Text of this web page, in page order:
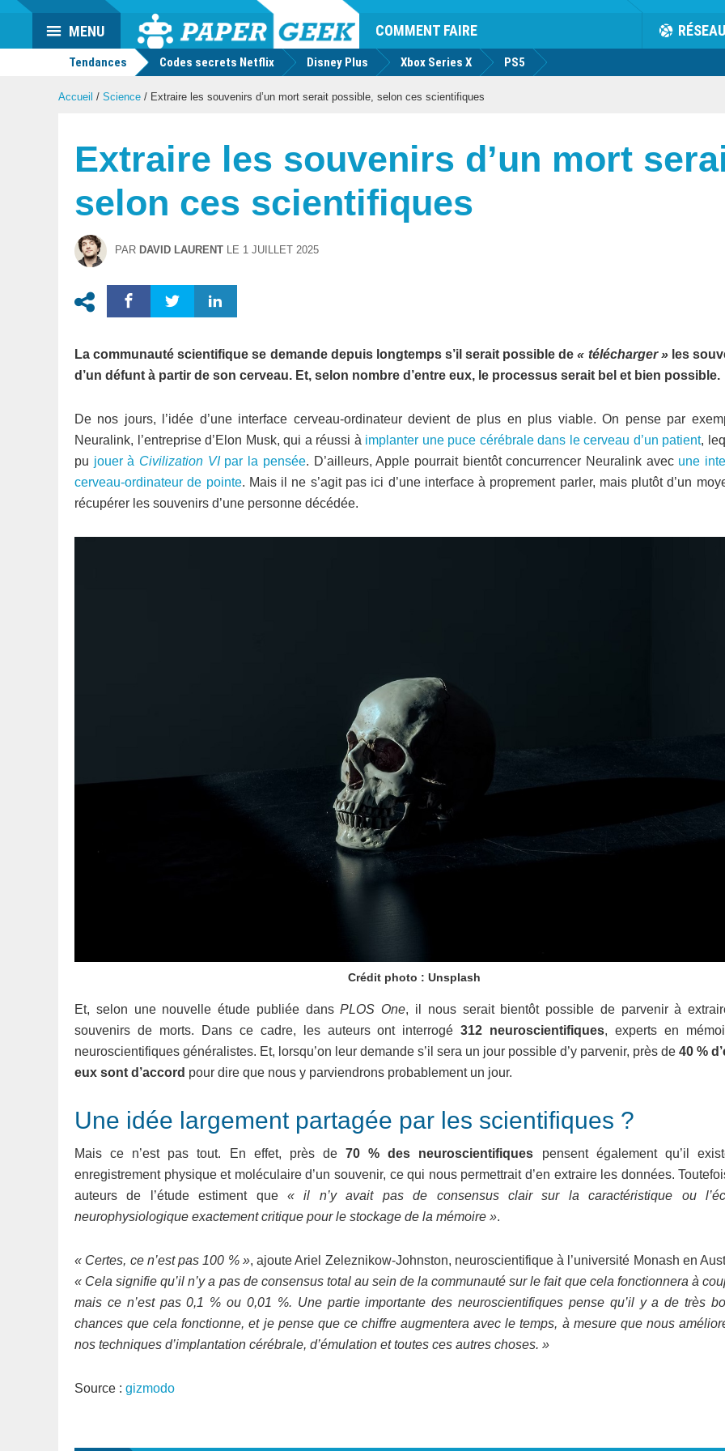
Actu
geek
COMMENT FAIRE RÉSEAU
MENU
Tendances Codes secrets Netflix Disney Plus Xbox Series X PS5
Accueil / Science / Extraire les souvenirs d’un mort serait possible, selon ces scientifiques
Extraire les souvenirs d’un mort
selon ces scientifiques
PAR DAVID LAURENT LE 1 JUILLET 2025
La communauté scientifique se demande depuis longtemps s’il serait possible de« télécharger »les
d’un défunt à partir de son cerveau. Et, selon nombre d’entre eux, le processus serait bel et bien possible.
De nos jours, l’idée d’une interface cerveau-ordinateur devient de plus en plus viable. On pense par
Neuralink, l’entreprise d’Elon Musk, qui a réussi à implanter une puce cérébrale dans le cerveau d’un patient,
pu jouer à Civilization VIpar la pensée. D’ailleurs, Apple pourrait bientôt concurrencer Neuralink avec une
cerveau-ordinateur de pointe. Mais il ne s’agit pas ici d’une interface à proprement parler, mais plutôt d’un
récupérer les souvenirs d’une personne décédée.
Crédit photo : Unsplash
Et, selon une nouvelle étude publiée dansPLOS One, il nous serait bientôt possible de parvenir à
souvenirs de morts. Dans ce cadre, les auteurs ont interrogé312 neuroscientifiques, experts en
neuroscientifiques généralistes. Et, lorsqu’on leur demande s’il sera un jour possible d’y parvenir, près de 40 %
eux sont d’accord pour dire que nous y parviendrons probablement un jour.
Une idée largement partagée par les scientifiques ?
Mais ce n’est pas tout. En effet, près de70 % des neuroscientifiques pensent également qu’il
enregistrement physique et moléculaire d’un souvenir, ce qui nous permettrait d’en extraire les données.
auteurs de l’étude estiment que« il n’y avait pas de consensus clair sur la caractéristique ou
neurophysiologique exactement critique pour le stockage de la mémoire ».
« Certes, ce n’est pas 100 % », ajoute Ariel Zeleznikow-Johnston, neuroscientifique à l’université Monash en
« Cela signifie qu’il n’y a pas de consensus total au sein de la communauté sur le fait que cela fonctionnera à
mais ce n’est pas 0,1 % ou 0,01 %. Une partie importante des neuroscientifiques pense qu’il y a de très
chances que cela fonctionne, et je pense que ce chiffre augmentera avec le temps, à mesure que nous
nos techniques d’implantation cérébrale, d’émulation et toutes ces autres choses. »
Source : gizmodo